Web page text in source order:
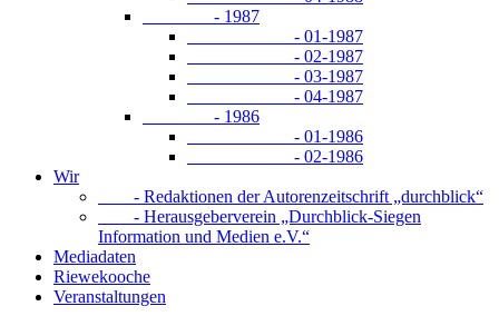
- 1987
- 01-1987
- 02-1987
- 03-1987
- 04-1987
- 1986
- 01-1986
- 02-1986
Wir
- Redaktionen der Autorenzeitschrift „durchblick“
- Herausgeberverein „Durchblick-Siegen
Information und Medien e.V.“
Mediadaten
Riewekooche
Veranstaltungen